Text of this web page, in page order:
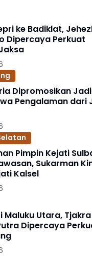
ke Badiklat,
Dipercaya Perkuat
Dipromosikan
Pengalaman dari
Pimpin Kejati
Sukarman
Kalsel
Maluku Utara, Tjakra
Dipercaya